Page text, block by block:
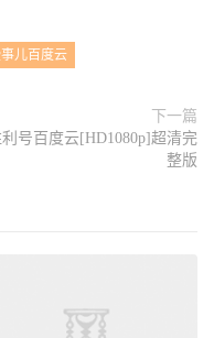
儿百度云
下一篇
利号百度云[HD1080p]超清完
整版